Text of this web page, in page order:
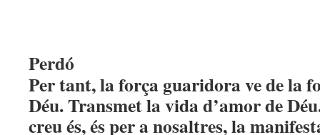
Perdó
Per tant, la força guaridora ve de la
Déu. Transmet la vida d’amor de
creu és, és per a nosaltres, la